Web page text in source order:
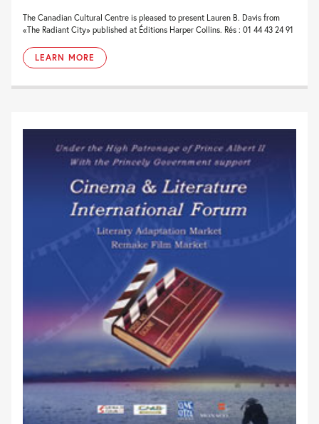
The Canadian Cultural Centre is pleased to present Lauren B. Davis from
«The Radiant City» published at Éditions Harper Collins. Rés : 01 44 43 24 91
LEARN MORE